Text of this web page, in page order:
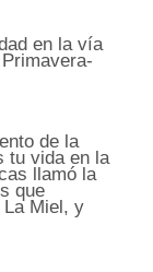
en la vía
de la
tu vida en la
llamó la
que
La Miel, y